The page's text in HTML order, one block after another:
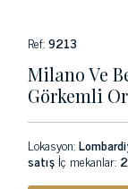
Ref:9213
Milano Ve
Görkemli
Lokasyon:
satış İç mekanlar: